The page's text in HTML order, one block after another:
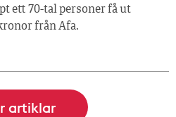
ett 70-tal personer få ut
från Afa.